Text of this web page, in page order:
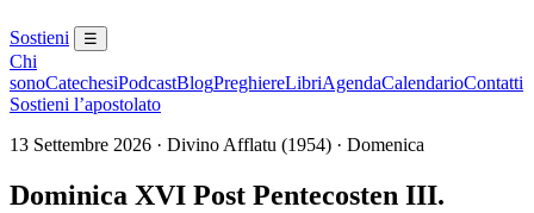
Sostieni ☰
Chi
sonoCatechesiPodcastBlogPreghiereLibriAgendaCalendarioContatti
Sostieni l’apostolato
13 Settembre 2026 · Divino Afflatu (1954) · Domenica
Dominica XVI Post Pentecosten III.